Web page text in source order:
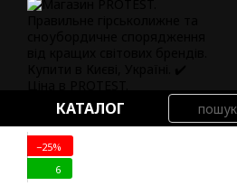
Перейти до основного контенту
КАТАЛОГ
−25%
6